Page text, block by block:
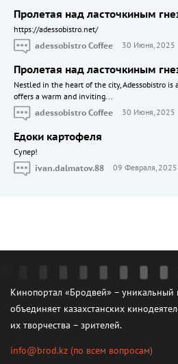
Пролетая над ласточкиным
https://adessobistro.net/
adessobistro Coffee
30 Июня, 2025
Пролетая над ласточкиным
Nestled in the heart of the city, Adessobistro
offers a warm and inviting...
adessobistro Coffee
30 Июня, 2025
Едоки картофеля
Cупер!
ivan.dalmatov.88
09 Февраля, 2025
Кинопортал «Бродвей» – уникальный
объединяет казахстанских
их творчества – зрителей.
info@brod.kz (по всем вопросам)